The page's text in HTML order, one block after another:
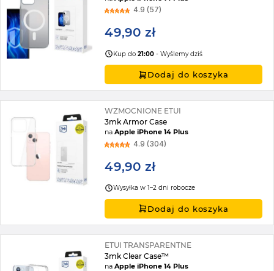
4.9 (57)
49,90 zł
Kup do21:00 - Wyślemy dziś
Dodaj do koszyka
WZMOCNIONE ETUI
3mk Armor Case
naApple iPhone 14 Plus
4.9 (304)
49,90 zł
Wysyłka w 1–2 dni robocze
Dodaj do koszyka
ETUI TRANSPARENTNE
3mk Clear Case™
naApple iPhone 14 Plus